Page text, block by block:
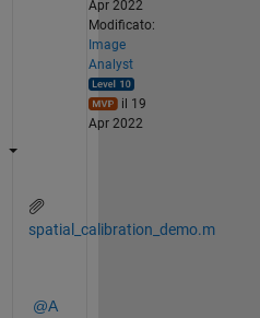
Apr 2022
Modificato:
Image
Analyst
il 19
Apr 2022
spatial_calibration_demo.m
@A